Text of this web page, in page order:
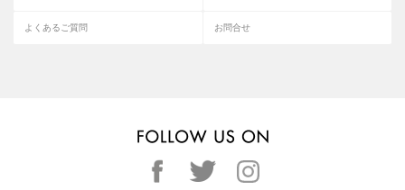
よくあるご質問 お問合せ